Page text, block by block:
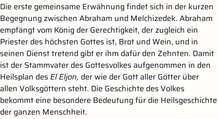
Die erste gemeinsame Erwähnung findet sich in der kurzen
Begegnung zwischen Abraham und Melchizedek. Abraham
empfängt vom König der Gerechtigkeit, der zugleich ein
Priester des höchsten Gottes ist, Brot und Wein, und in
seinen Dienst tretend gibt er ihm dafür den Zehnten. Damit
ist der Stammvater des Gottesvolkes aufgenommen in den
Heilsplan des El Eljon, der wie der Gott aller Götter über
allen Volksgöttern steht. Die Geschichte des Volkes
bekommt eine besondere Bedeutung für die Heilsgeschichte
der ganzen Menschheit.